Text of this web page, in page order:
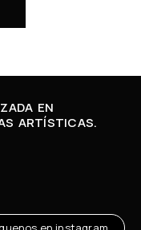
EN
ARTÍSTICAS.